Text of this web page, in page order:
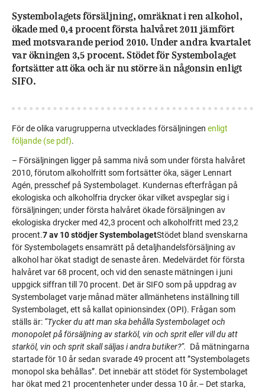
Systembolagets försäljning, omräknat i ren alkohol,
ökade med 0,4 procent första halvåret 2011 jämfört
med motsvarande period 2010. Under andra kvartalet
var ökningen 3,5 procent. Stödet för Systembolaget
fortsätter att öka och är nu större än någonsin enligt
SIFO.
För de olika varugrupperna utvecklades försäljningen enligt
följande (se pdf).
– Försäljningen ligger på samma nivå som under första halvåret
2010, förutom alkoholfritt som fortsätter öka, säger Lennart
Agén, presschef på Systembolaget. Kundernas efterfrågan på
ekologiska och alkoholfria drycker ökar vilket avspeglar sig i
försäljningen; under första halvåret ökade försäljningen av
ekologiska drycker med 42,3 procent och alkoholfritt med 23,2
procent.7 av 10 stödjer SystembolagetStödet bland svenskarna
för Systembolagets ensamrätt på detaljhandelsförsäljning av
alkohol har ökat stadigt de senaste åren. Medelvärdet för första
halvåret var 68 procent, och vid den senaste mätningen i juni
uppgick siffran till 70 procent. Det är SIFO som på uppdrag av
Systembolaget varje månad mäter allmänhetens inställning till
Systembolaget, ett så kallat opinionsindex (OPI). Frågan som
ställs är: ”Tycker du att man ska behålla Systembolaget och
monopolet på försäljning av starköl, vin och sprit eller vill du att
starköl, vin och sprit skall säljas i andra butiker?”. Då mätningarna
startade för 10 år sedan svarade 49 procent att ”Systembolagets
monopol ska behållas”. Det innebär att stödet för Systembolaget
har ökat med 21 procentenheter under dessa 10 år.– Det starka,